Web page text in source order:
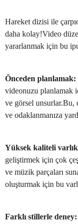
Hareket dizisi ile
daha kolay!Video
yararlanmak için bu
Önceden planlamak:
videonuzu planlamak
ve görsel unsurlar.Bu,
ve odaklanmanıza
Yüksek kaliteli
geliştirmek için çok
ve müzik parçaları
oluşturmak için bu
Farklı stillerle deney: